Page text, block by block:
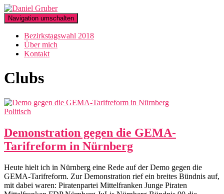
Navigation umschalten
Bezirkstagswahl 2018
Über mich
Kontakt
Clubs
Politisch
Demonstration gegen die GEMA-
Tarifreform in Nürnberg
Heute hielt ich in Nürnberg eine Rede auf der Demo gegen die
GEMA-Tarifreform. Zur Demonstration rief ein breites Bündnis auf,
mit dabei waren: Piratenpartei Mittelfranken Junge Piraten